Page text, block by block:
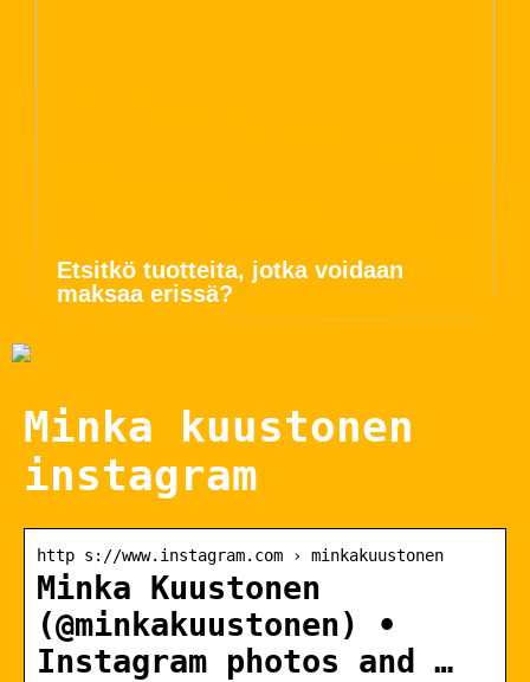
Etsitkö tuotteita, jotka voidaan
maksaa erissä?
Minka kuustonen
instagram
http s://www.instagram.com › minkakuustonen
Minka Kuustonen
(@minkakuustonen) •
Instagram photos and …